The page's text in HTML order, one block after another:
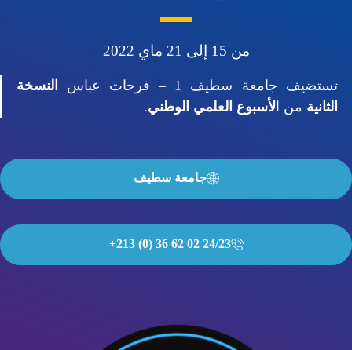
جامعة سطيف 1 – فرحات عباس
النسخة
من الأسبوع العلمي الوطني.
جامعة سطيف
24/23 02 62 36 (0) 213+